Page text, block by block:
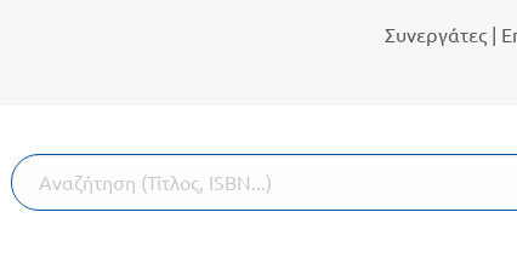
Συνεργάτες|